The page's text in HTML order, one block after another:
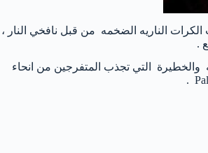
الناريه الضخمه من قبل نافخي النار ،
.
والخطيرة التي تجذب المتفرجين من انحاء